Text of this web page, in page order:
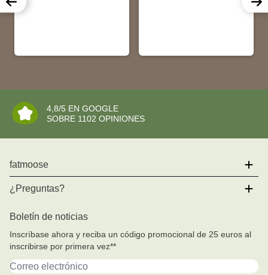
4,8/5 EN GOOGLE
SOBRE 1102 OPINIONES
fatmoose
Acerca de nosotros
Inspiration
Horario de atención telefónica
Forma de pago
Gastos de envío
¿Preguntas?
FAQ
Formulario de contacto
Boletín de noticias
Inscríbase ahora y reciba un código promocional de 25 euros al
inscribirse por primera vez**
Dirección de email